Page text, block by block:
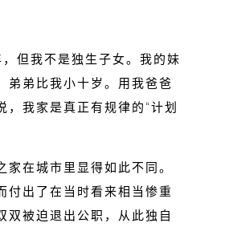
但我不是独生子女。我的妹
弟弟比我小十岁。用我爸爸
，我家是真正有规律的“计划
家在城市里显得如此不同。
付出了在当时看来相当惨重
双被迫退出公职，从此独自